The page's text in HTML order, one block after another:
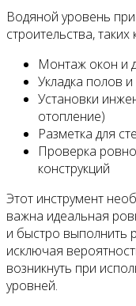
Водяной уровень
строительства, таких
Монтаж окон и
Укладка полов и
Установки
отопление)
Разметка для
Проверка
конструкций
Этот инструмент
важна идеальная
и быстро выполнить
исключая
возникнуть при
уровней.